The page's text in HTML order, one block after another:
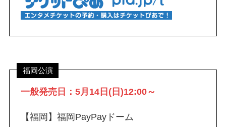
福岡公演
一般発売日：5月14日(日)12:00～
【福岡】福岡PayPayドーム